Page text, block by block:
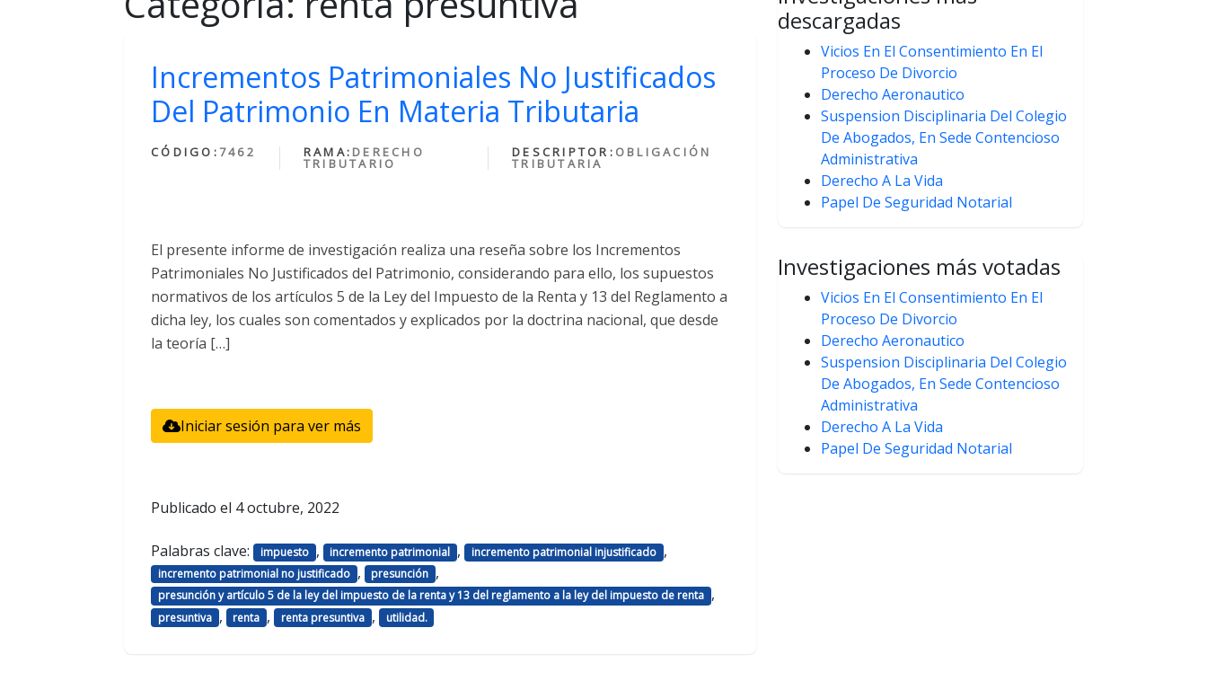
Incrementos Patrimoniales No Justificados
Del Patrimonio En Materia Tributaria
CÓDIGO: 7462 RAMA: DERECHO
TRIBUTARIO
DESCRIPTOR: OBLIGACIÓN
TRIBUTARIA
El presente informe de investigación realiza una reseña sobre los Incrementos
Patrimoniales No Justificados del Patrimonio, considerando para ello, los supuestos
normativos de los artículos 5 de la Ley del Impuesto de la Renta y 13 del Reglamento a
dicha ley, los cuales son comentados y explicados por la doctrina nacional, que desde
la teoría […]
Iniciar sesión para ver más
Publicado el 4 octubre, 2022
Palabras clave: impuesto , incremento patrimonial , incremento patrimonial injustificado ,
incremento patrimonial no justificado , presunción ,
presunción y artículo 5 de la ley del impuesto de la renta y 13 del reglamento a la ley del impuesto de renta ,
presuntiva , renta , renta presuntiva , utilidad.
descargadas
Vicios En El Consentimiento En El
Proceso De Divorcio
Derecho Aeronautico
Suspension Disciplinaria Del Colegio
De Abogados, En Sede Contencioso
Administrativa
Derecho A La Vida
Papel De Seguridad Notarial
Investigaciones más votadas
Vicios En El Consentimiento En El
Proceso De Divorcio
Derecho Aeronautico
Suspension Disciplinaria Del Colegio
De Abogados, En Sede Contencioso
Administrativa
Derecho A La Vida
Papel De Seguridad Notarial